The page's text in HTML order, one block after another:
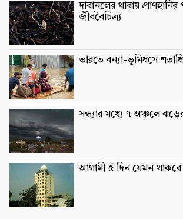
দাবানলের থাবায় প্রাণহানির
জীববৈচিত্র্য
ভারতে বন্যা-ভূমিধসে
সন্ধ্যার মধ্যে ৭ অঞ্চলে
আগামী ৫ দিন যেমন